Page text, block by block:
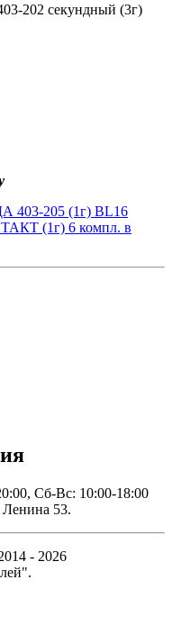
202 секундный (3г)
403-205 (1г) BL16
(1г) 6 компл. в
Сб-Вс: 10:00-18:00
Ленина 53.
- 2026